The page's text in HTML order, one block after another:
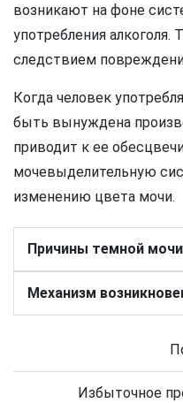
возникают на фоне
употребления алкоголя.
следствием
Когда человек
быть вынуждена
приводит к ее
мочевыделительную
изменению цвета мочи.
Причины темной
Механизм
Избыточное